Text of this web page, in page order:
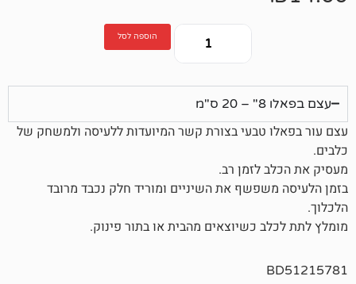
הוספה לסל
בצורת קשר המיועדות ללעיסה ולמשחק של
רב.
את השיניים ומוריד חלק נכבד מרובד
כשיוצאים מהבית או בתור פינוק.